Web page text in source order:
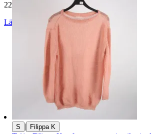
229 538 omdömen
Läs omdömen Följ
S | Filippa K